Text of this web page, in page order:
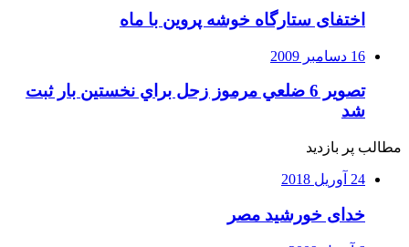
اختفای ستارگاه خوشه پروین با ماه
16 دسامبر 2009
تصوير 6 ضلعي مرموز زحل براي نخستين بار ثبت
شد
مطالب پر بازدید
24 آوریل 2018
خدای خورشید مصر